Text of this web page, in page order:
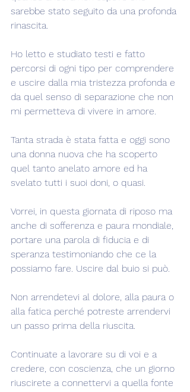
sarebbe stato seguito da una profonda
rinascita.
Ho letto e studiato testi e fatto
percorsi di ogni tipo per comprendere
e uscire dalla mia tristezza profonda e
da quel senso di separazione che non
mi permetteva di vivere in amore.
Tanta strada è stata fatta e oggi sono
una donna nuova che ha scoperto
quel tanto anelato amore ed ha
svelato tutti i suoi doni, o quasi.
Vorrei, in questa giornata di riposo ma
anche di sofferenza e paura mondiale,
portare una parola di fiducia e di
speranza testimoniando che ce la
possiamo fare. Uscire dal buio si può.
Non arrendetevi al dolore, alla paura o
alla fatica perché potreste arrendervi
un passo prima della riuscita.
Continuate a lavorare su di voi e a
credere, con coscienza, che un giorno
riuscirete a connettervi a quella fonte